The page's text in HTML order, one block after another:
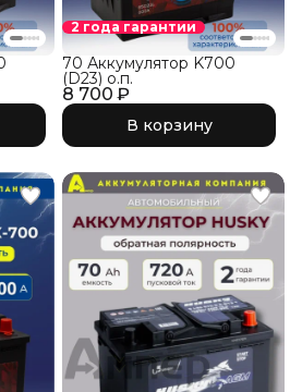
2 года гарантии
8 700 ₽
70 Аккумулятор K700
(D23) о.п.
В корзину